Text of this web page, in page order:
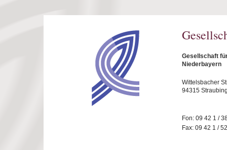
Gesellschaft
Niederbayern
Wittelsbacher
94315
Fon: 09 42 1 /
Fax: 09 42 1 /